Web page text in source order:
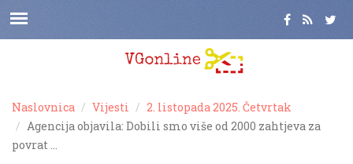
Naslovnica Vijesti
2. listopada 2025. Četvrtak
Agencija objavila: Dobili smo više od 2000 zahtjeva za
povrat …